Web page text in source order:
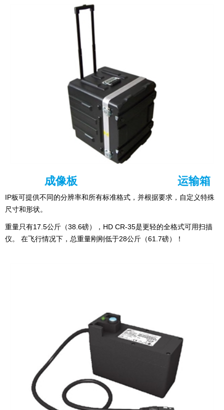
IP板可提供不同的分辨率和所有标准格式，并根据要求，自定义特殊
尺寸和形状。
成像板
重量只有17.5公斤（38.6磅），HD CR-35是更轻的全格式可用扫描
仪。 在飞行情况下，总重量刚刚低于28公斤（61.7磅）！
运输箱